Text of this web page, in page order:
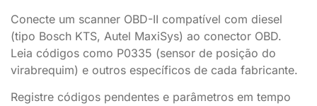
Conecte um scanner OBD-II compatível com diesel
(tipo Bosch KTS, Autel MaxiSys) ao conector OBD.
Leia códigos como P0335 (sensor de posição do
virabrequim) e outros específicos de cada fabricante.
Registre códigos pendentes e parâmetros em tempo